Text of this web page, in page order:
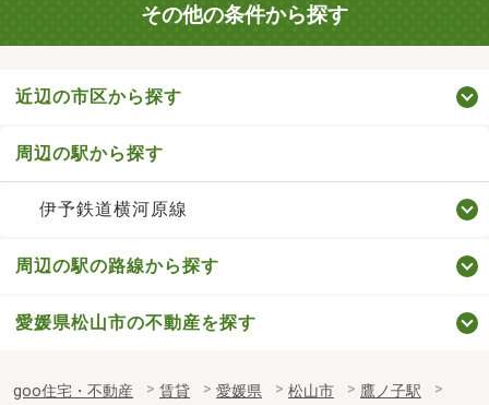
その他の条件から探す
近辺の市区から探す
周辺の駅から探す
伊予鉄道横河原線
周辺の駅の路線から探す
愛媛県松山市の不動産を探す
goo住宅・不動産 賃貸 愛媛県 松山市
鷹ノ子駅